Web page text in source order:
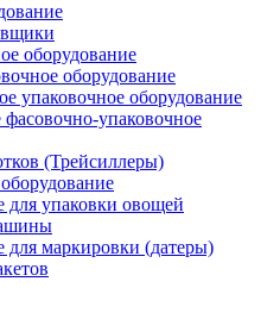
оборудование
оборудование
упаковочное оборудование
фасовочно-упаковочное
(Трейсиллеры)
для упаковки овощей
для маркировки (датеры)